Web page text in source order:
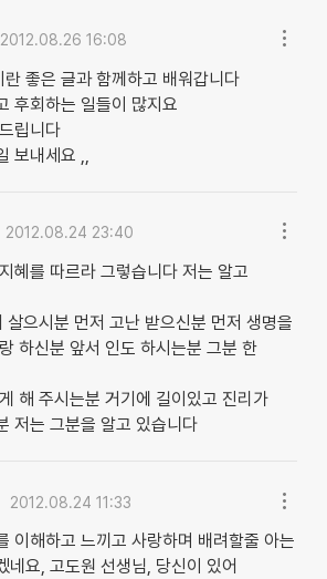
2012.08.26 16:08
좋은 글과 함께하고 배워갑니다
후회하는 일들이 많지요
립니다
보내세요 ,,
2012.08.24 23:40
혜를 따르라 그렇습니다 저는 알고
살으시분 먼저 고난 받으신분 먼저 생명을
하신분 앞서 인도 하시는분 그분 한
해 주시는분 거기에 길이있고 진리가
저는 그분을 알고 있습니다
2012.08.24 11:33
이해하고 느끼고 사랑하며 배려할줄 아는
네요, 고도원 선생님, 당신이 있어